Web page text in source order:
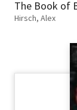
Gyermek- és
Hobbi,
The Book of
Hirsch, Alex